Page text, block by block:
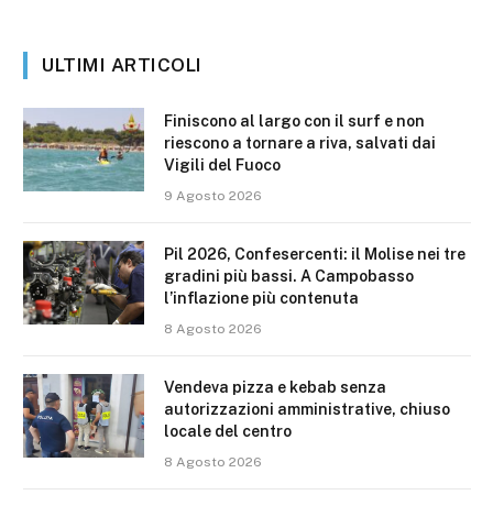
ULTIMI ARTICOLI
Finiscono al largo con il surf e non
riescono a tornare a riva, salvati dai
Vigili del Fuoco
9 Agosto 2026
Pil 2026, Confesercenti: il Molise nei tre
gradini più bassi. A Campobasso
l’inflazione più contenuta
8 Agosto 2026
Vendeva pizza e kebab senza
autorizzazioni amministrative, chiuso
locale del centro
8 Agosto 2026